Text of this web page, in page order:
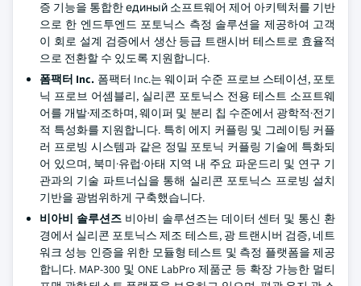
증 기능을 통합한 единый 소프트웨어 제어 아키텍처를 기반
으로 한 엔드투엔드 포토닉스 측정 솔루션을 제공하여 고객
이 회로 설계 검증에서 생산 등급 트랜시버 테스트로 효율적
으로 전환할 수 있도록 지원합니다.
폼팩터 Inc. 폼팩터 Inc.는 웨이퍼 수준 프로브 스테이션, 포토
닉 프로브 어셈블리, 실리콘 포토닉스 전용 테스트 소프트웨
어를 개발·제조하며, 웨이퍼 및 분리 칩 수준에서 광학적·전기
적 특성화를 지원합니다. 특히 에지 커플링 및 그레이팅 커플
러 프로빙 시스템과 같은 정밀 포토닉 커플링 기술에 특화되
어 있으며, 북미·유럽·아태 지역 내 주요 파운드리 및 연구 기
관과의 기술 파트너십을 통해 실리콘 포토닉스 프로빙 설치
기반을 광범위하게 구축했습니다.
비아비 솔루션즈비아비 솔루션즈는 데이터 센터 및 통신 환
경에서 실리콘 포토닉스 제조 테스트, 광 트랜시버 검증, 네트
워크 성능 인증을 위한 모듈형 테스트 및 측정 플랫폼을 제공
합니다. MAP-300 및 ONE LabPro 제품군 등 확장 가능한 멀티